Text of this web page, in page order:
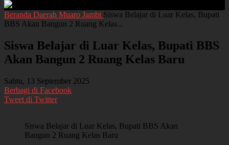
Beranda Daerah Muaro Jambi Siswa Belajar di Luar Kelas, Bupati
BBS Akan Bangun 2 Ruang Kelas...
Siswa Belajar di Luar Kelas, Bupati BBS
Akan Bangun 2 Ruang Kelas Baru
Sabtu, 13 September 2025
Berbagi di Facebook
Tweet di Twitter
Siswa Belajar di Luar Kelas, Bupati BBS Akan
Bangun 2 Ruang Kelas Baru